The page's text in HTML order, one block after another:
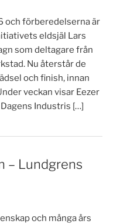
och förberedelserna är
eldsjäl Lars
som deltagare från
Nu återstår de
och finish, innan
veckan visar Eezer
Industris […]
– Lundgrens
och många års